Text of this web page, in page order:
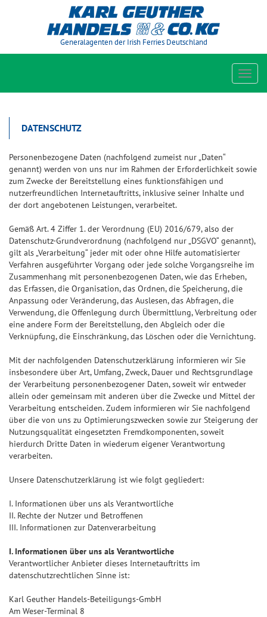
Generalagenten der Irish Ferries Deutschland
DATENSCHUTZ
Personenbezogene Daten (nachfolgend zumeist nur „Daten“
genannt) werden von uns nur im Rahmen der Erforderlichkeit sowie
zum Zwecke der Bereitstellung eines funktionsfähigen und
nutzerfreundlichen Internetauftritts, inklusive seiner Inhalte und
der dort angebotenen Leistungen, verarbeitet.
Gemäß Art. 4 Ziffer 1. der Verordnung (EU) 2016/679, also der
Datenschutz-Grundverordnung (nachfolgend nur „DSGVO“ genannt),
gilt als „Verarbeitung“ jeder mit oder ohne Hilfe automatisierter
Verfahren ausgeführter Vorgang oder jede solche Vorgangsreihe im
Zusammenhang mit personenbezogenen Daten, wie das Erheben,
das Erfassen, die Organisation, das Ordnen, die Speicherung, die
Anpassung oder Veränderung, das Auslesen, das Abfragen, die
Verwendung, die Offenlegung durch Übermittlung, Verbreitung oder
eine andere Form der Bereitstellung, den Abgleich oder die
Verknüpfung, die Einschränkung, das Löschen oder die Vernichtung.
Mit der nachfolgenden Datenschutzerklärung informieren wir Sie
insbesondere über Art, Umfang, Zweck, Dauer und Rechtsgrundlage
der Verarbeitung personenbezogener Daten, soweit wir entweder
allein oder gemeinsam mit anderen über die Zwecke und Mittel der
Verarbeitung entscheiden. Zudem informieren wir Sie nachfolgend
über die von uns zu Optimierungszwecken sowie zur Steigerung der
Nutzungsqualität eingesetzten Fremdkomponenten, soweit
hierdurch Dritte Daten in wiederum eigener Verantwortung
verarbeiten.
Unsere Datenschutzerklärung ist wie folgt gegliedert:
I. Informationen über uns als Verantwortliche
II. Rechte der Nutzer und Betroffenen
III. Informationen zur Datenverarbeitung
I. Informationen über uns als Verantwortliche
Verantwortlicher Anbieter dieses Internetauftritts im
datenschutzrechtlichen Sinne ist:
Karl Geuther Handels-Beteiligungs-GmbH
Am Weser-Terminal 8